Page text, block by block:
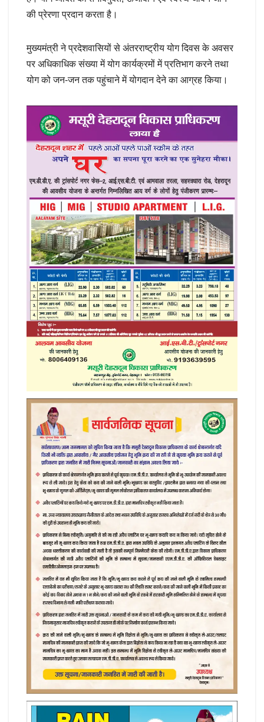
की प्रेरणा प्रदान करता है।
मुख्यमंत्री ने प्रदेशवासियों से अंतरराष्ट्रीय योग दिवस के अवसर
पर अधिकाधिक संख्या में योग कार्यक्रमों में प्रतिभाग करने तथा
योग को जन-जन तक पहुंचाने में योगदान देने का आग्रह किया।